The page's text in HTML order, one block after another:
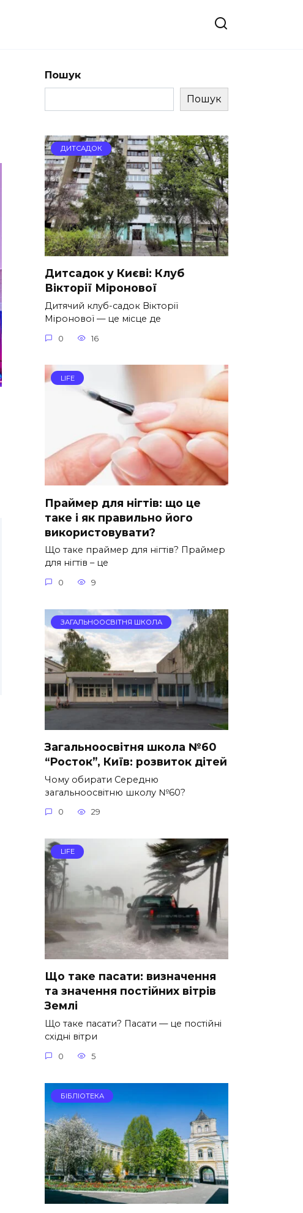
Пошук
Пошук
ДИТСАДОК
Дитсадок у Києві: Клуб
Вікторії Міронової
Дитячий клуб-садок Вікторії
Міронової — це місце де
0 16
LIFE
Праймер для нігтів: що це
таке і як правильно його
використовувати?
Що таке праймер для нігтів? Праймер
для нігтів – це
0 9
ЗАГАЛЬНООСВІТНЯ ШКОЛА
Загальноосвітня школа №60
“Росток”, Київ: розвиток дітей
Чому обирати Середню
загальноосвітню школу №60?
0 29
LIFE
Що таке пасати: визначення
та значення постійних вітрів
Землі
Що таке пасати? Пасати — це постійні
східні вітри
0 5
БІБЛІОТЕКА